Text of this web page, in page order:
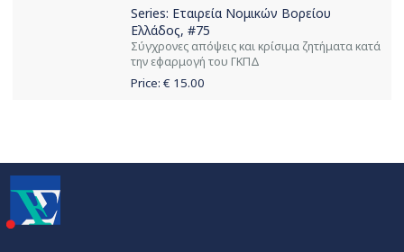
Series: Εταιρεία Νομικών Βορείου
Ελλάδος, #75
Σύγχρονες απόψεις και κρίσιμα ζητήματα κατά
την εφαρμογή του ΓΚΠΔ
Price: € 15.00